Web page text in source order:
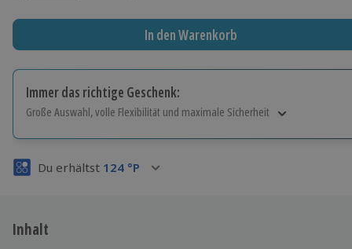
In den Warenkorb
Immer das richtige Geschenk:
Große Auswahl, volle Flexibilität und maximale Sicherheit
Große Auswahl
Volle Flexibilität
3 Jahre gültig & verlängerbar.
Du erhältst 124 °P
Inhalt